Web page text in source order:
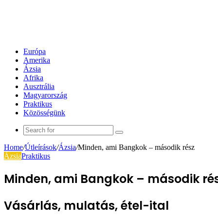
Európa
Amerika
Ázsia
Afrika
Ausztrália
Magyarország
Praktikus
Közösségünk
Search
for
Home/Útleírások/Ázsia/Minden, ami Bangkok – második rész
ÁzsiaPraktikus
Minden, ami Bangkok – második
Vásárlás, mulatás, étel-ital